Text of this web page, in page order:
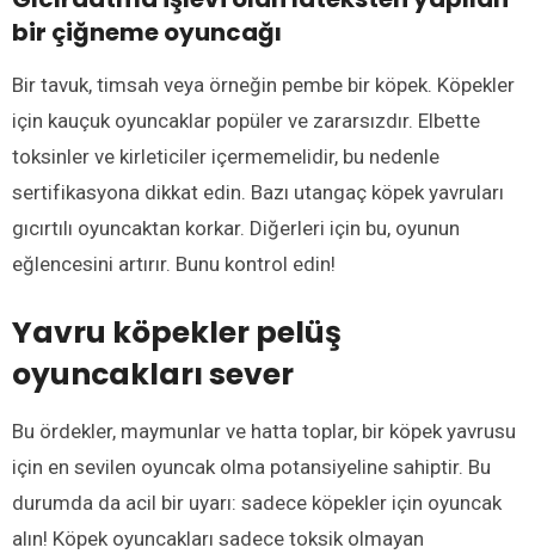
bir çiğneme oyuncağı
Bir tavuk, timsah veya örneğin pembe bir köpek. Köpekler
için kauçuk oyuncaklar popüler ve zararsızdır. Elbette
toksinler ve kirleticiler içermemelidir, bu nedenle
sertifikasyona dikkat edin. Bazı utangaç köpek yavruları
gıcırtılı oyuncaktan korkar. Diğerleri için bu, oyunun
eğlencesini artırır. Bunu kontrol edin!
Yavru köpekler pelüş
oyuncakları sever
Bu ördekler, maymunlar ve hatta toplar, bir köpek yavrusu
için en sevilen oyuncak olma potansiyeline sahiptir. Bu
durumda da acil bir uyarı: sadece köpekler için oyuncak
alın! Köpek oyuncakları sadece toksik olmayan